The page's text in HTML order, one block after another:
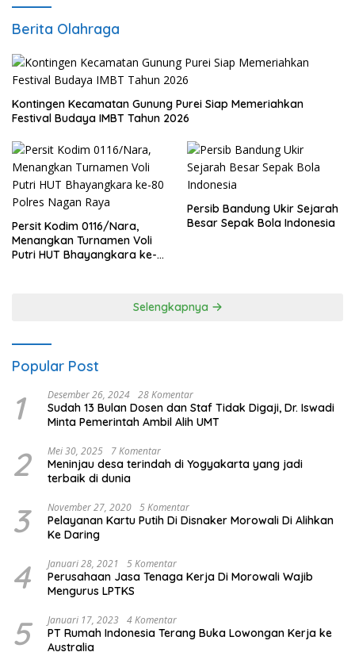
Berita Olahraga
Kontingen Kecamatan Gunung Purei Siap Memeriahkan
Festival Budaya IMBT Tahun 2026
Persit Kodim 0116/Nara,
Menangkan Turnamen Voli
Putri HUT Bhayangkara ke-
Persib Bandung Ukir Sejarah
Besar Sepak Bola Indonesia
Selengkapnya
Popular Post
1 Desember 26, 2024 28 Komentar
Sudah 13 Bulan Dosen dan Staf Tidak Digaji, Dr. Iswadi
Minta Pemerintah Ambil Alih UMT
2 Mei 30, 2025 7 Komentar
Meninjau desa terindah di Yogyakarta yang jadi
terbaik di dunia
3 November 27, 2020 5 Komentar
Pelayanan Kartu Putih Di Disnaker Morowali Di Alihkan
Ke Daring
4 Januari 28, 2021 5 Komentar
Perusahaan Jasa Tenaga Kerja Di Morowali Wajib
Mengurus LPTKS
5 Januari 17, 2023 4 Komentar
PT Rumah Indonesia Terang Buka Lowongan Kerja ke
Australia